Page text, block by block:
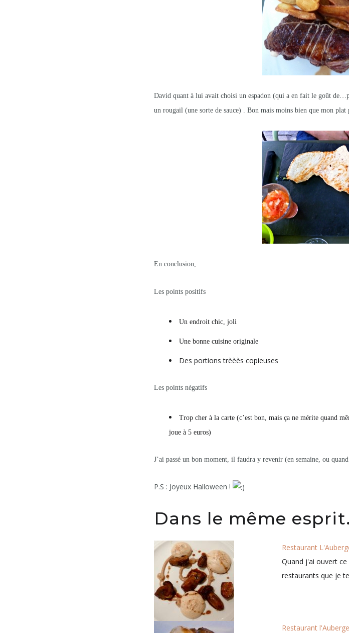
David quant à lui avait choisi un espadon (qui a en fait le goût
un rougail (une sorte de sauce) . Bon mais moins bien que mon
En conclusion,
Les points positifs
Un endroit chic, joli
Une bonne cuisine originale
Des portions trèèès copieuses
Les points négatifs
Trop cher à la carte (c’est bon, mais ça ne mérite quand
joue à 5 euros)
J’ai passé un bon moment, il faudra y revenir (en semaine, ou
P.S : Joyeux Halloween !
Dans le même
Restaurant
Quand j'ai ouvert
restaurants que je
Restaurant